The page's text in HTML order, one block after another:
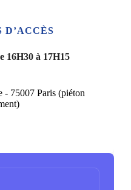
16H30 à 17H15
- 75007 Paris (piéton